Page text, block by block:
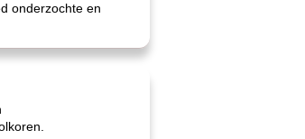
onderzochte en